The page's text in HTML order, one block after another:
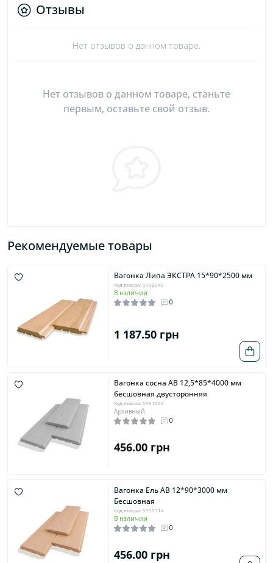
Отзывы
Нет отзывов о данном товаре.
Нет отзывов о данном товаре, станьте
первым, оставьте свой отзыв.
Рекомендуемые товары
Вагонка Липа ЭКСТРА 15*90*2500 мм
Код товара: 9998049
В наличии
0
1 187.50 грн
Вагонка сосна AB 12,5*85*4000 мм
бесшовная двусторонняя
Код товара: 9991606
Архивный
0
456.00 грн
Вагонка Ель AB 12*90*3000 мм
Бесшовная
Код товара: 9997314
В наличии
0
456.00 грн